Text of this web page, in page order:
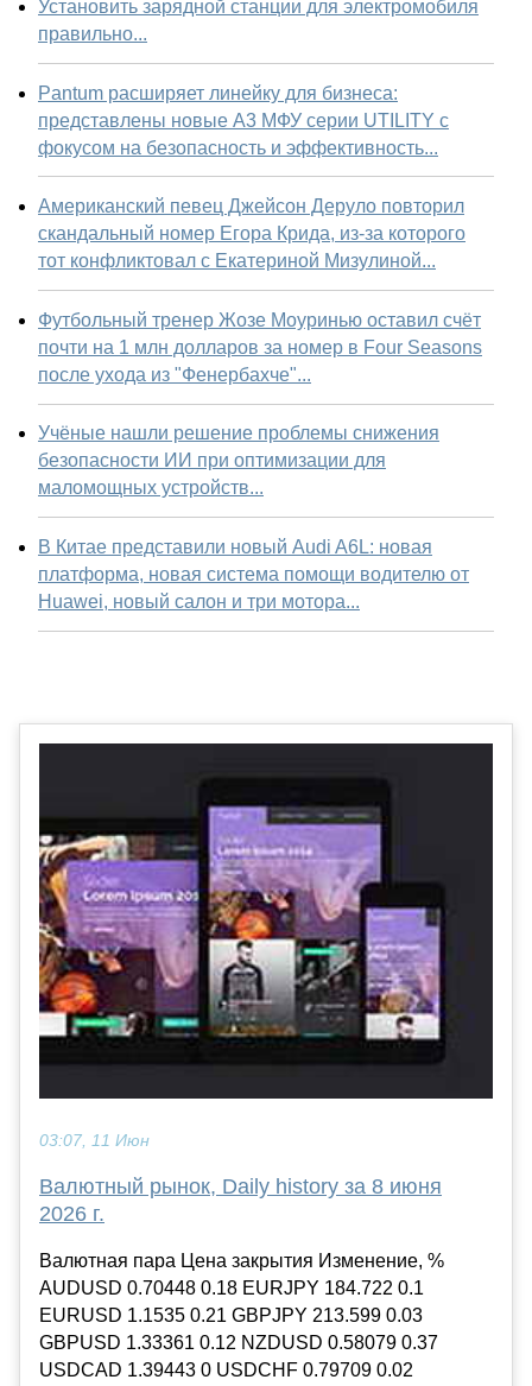
Установить зарядной станции для электромобиля
правильно...
Pantum расширяет линейку для бизнеса:
представлены новые А3 МФУ серии UTILITY с
фокусом на безопасность и эффективность...
Американский певец Джейсон Деруло повторил
скандальный номер Егора Крида, из-за которого
тот конфликтовал с Екатериной Мизулиной...
Футбольный тренер Жозе Моуринью оставил счёт
почти на 1 млн долларов за номер в Four Seasons
после ухода из "Фенербахче"...
Учёные нашли решение проблемы снижения
безопасности ИИ при оптимизации для
маломощных устройств...
В Китае представили новый Audi A6L: новая
платформа, новая система помощи водителю от
Huawei, новый салон и три мотора...
03:07, 11 Июн
Валютный рынок, Daily history за 8 июня
2026 г.
Валютная пара Цена закрытия Изменение, %
AUDUSD 0.70448 0.18 EURJPY 184.722 0.1
EURUSD 1.1535 0.21 GBPJPY 213.599 0.03
GBPUSD 1.33361 0.12 NZDUSD 0.58079 0.37
USDCAD 1.39443 0 USDCHF 0.79709 0.02